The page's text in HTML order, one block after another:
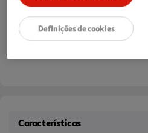
Características
Definições de cookies